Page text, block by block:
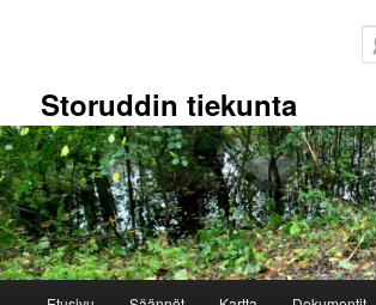
Storuddin tiekunta